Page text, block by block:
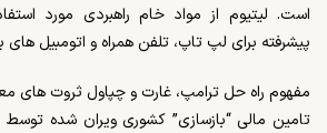
است. لیتیوم از مواد خام راهبردی مورد
پیشرفته برای لپ تاپ، تلفن همراه و اتومبیل
مفهوم راه حل ترامپ، غارت و چپاول ثروت های
تامین مالی “بازسازی” کشوری ویران شده